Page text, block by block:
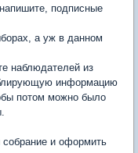
подписные
а уж в данном
наблюдателей из
информацию
потом можно было
и оформить